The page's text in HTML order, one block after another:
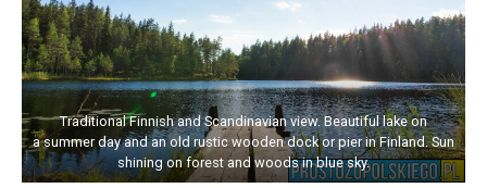
Traditional Finnish and Scandinavian view. Beautiful lake on
a summer day and an old rustic wooden dock or pier in Finland. Sun
shining on forest and woods in blue sky.